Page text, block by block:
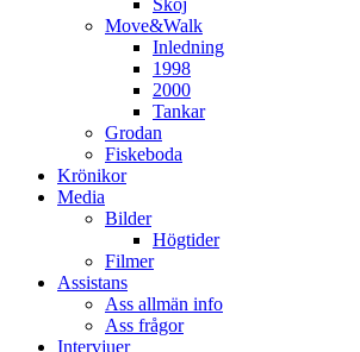
Move&Walk
Inledning
1998
2000
Tankar
Grodan
Fiskeboda
Krönikor
Media
Bilder
Högtider
Filmer
Assistans
Ass allmän info
Ass frågor
Intervjuer